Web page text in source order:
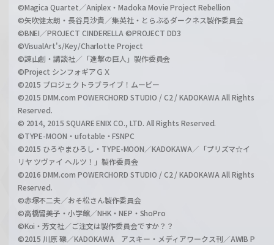
©Magica Quartet／Aniplex・Madoka Movie Project Rebellion
©矢吹健太朗・長谷見沙貴／集英社・とらぶるダークネス製作委員会
©BNEI／PROJECT CINDERELLA ©PROJECT DD3
©VisualArt's/Key/Charlotte Project
©諫山創・講談社／「進撃の巨人」製作委員会
©Project シンフォギアＧＸ
©2015 プロジェクトラブライブ！ムービー
©2015 DMM.com POWERCHORD STUDIO / C2 / KADOKAWA All Rights
Reserved.
© 2014, 2015 SQUARE ENIX CO., LTD. All Rights Reserved.
©TYPE-MOON・ufotable・FSNPC
©2015 ひろやまひろし・TYPE-MOON／KADOKAWA／「プリズマ☆イ
リヤ ツヴァイ ヘルツ！」製作委員会
©2016 DMM.com POWERCHORD STUDIO / C2 / KADOKAWA All Rights
Reserved.
©赤塚不二夫／おそ松さん製作委員会
©高橋留美子・小学館／NHK・NEP・ShoPro
©Koi・芳文社／ご注文は製作委員会ですか？？
©2015 川原 礫／KADOKAWA アスキー・メディアワークス刊／AWIB P